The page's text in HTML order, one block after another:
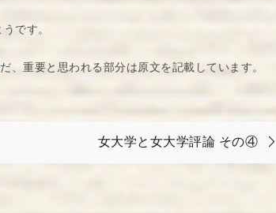
です。
重要と思われる部分は原文を記載しています。
女大学と女大学評論 その④